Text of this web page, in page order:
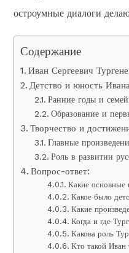
остроумные диалоги
Содержание
Иван Сергеевич
Детство и юность
Ранние годы и
Образование и
Творчество и
Главные
Роль в развитии
Вопрос-ответ:
Какие основные
Какое было
Какие
Когда и где
Какова роль
Кто такой Иван